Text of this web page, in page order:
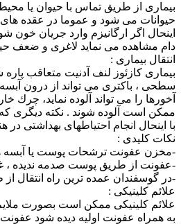
بیماری از طریق تماس با حیوان یا
حیوانات می شود و عموما در عقده های
اینحال اگر ارگانیزم وارد جریان
دام مشاهده می نماید لاغری و ضعف
انتقال بیماری :
بیماری كازئوز لنف آدنیت متعاقب
سطحی ، باكتری می تواند از درون
آخورها را می تواند آلوده نماید،
ممكن است آلوده شوند . نكته دیگری كه
با اینحال انجام احتیاطهای بهداشتی
نكات كلیدی :
-مخزن عفونت ترشحات پوست یا
-عفونت از طریق پوست صدمه ندیده ،
-در گوسفندان عمده ترین راه انتقال
علائم كلینیكی :
علائم كلینیكی ممكن است بصورت
به همراه عفونت اولیه دیده شود